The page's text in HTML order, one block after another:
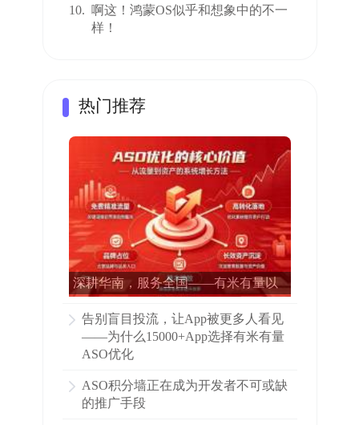
10. 啊这！鸿蒙OS似乎和想象中的不一
样！
热门推荐
深耕华南，服务全国——有米有量以
告别盲目投流，让App被更多人看见
——为什么15000+App选择有米有量
ASO优化
ASO积分墙正在成为开发者不可或缺
的推广手段